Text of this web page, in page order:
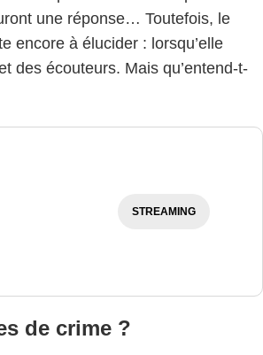
une réponse… Toutefois, le
encore à élucider : lorsqu’elle
des écouteurs. Mais qu’entend-t-
Claverie
STREAMING
de crime ?